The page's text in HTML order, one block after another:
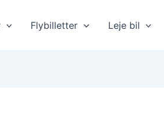
Flybilletter Leje bil